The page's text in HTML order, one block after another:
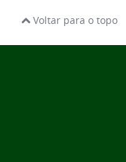
Voltar para o topo